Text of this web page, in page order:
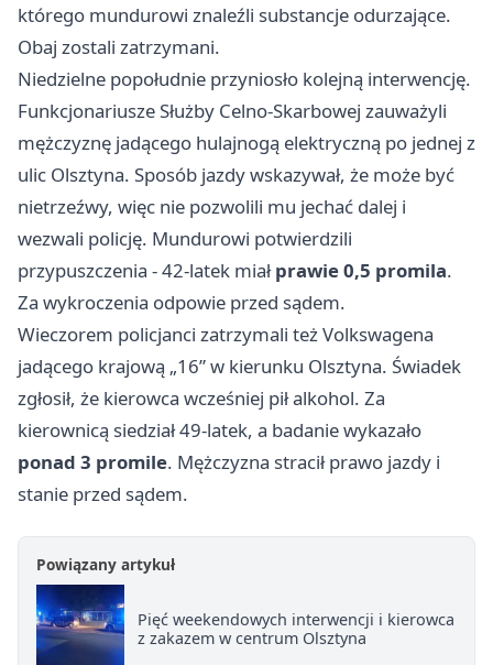
którego mundurowi znaleźli substancje odurzające.
Obaj zostali zatrzymani.
Niedzielne popołudnie przyniosło kolejną interwencję.
Funkcjonariusze Służby Celno-Skarbowej zauważyli
mężczyznę jadącego hulajnogą elektryczną po jednej z
ulic Olsztyna. Sposób jazdy wskazywał, że może być
nietrzeźwy, więc nie pozwolili mu jechać dalej i
wezwali policję. Mundurowi potwierdzili
przypuszczenia - 42-latek miałprawie 0,5 promila.
Za wykroczenia odpowie przed sądem.
Wieczorem policjanci zatrzymali też Volkswagena
jadącego krajową „16” w kierunku Olsztyna. Świadek
zgłosił, że kierowca wcześniej pił alkohol. Za
kierownicą siedział 49-latek, a badanie wykazało
ponad 3 promile. Mężczyzna stracił prawo jazdy i
stanie przed sądem.
Powiązany artykuł
Pięć weekendowych interwencji i kierowca
z zakazem w centrum Olsztyna